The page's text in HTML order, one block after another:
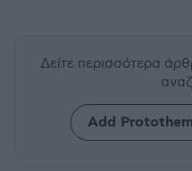
Δείτε περισσότερα
Add